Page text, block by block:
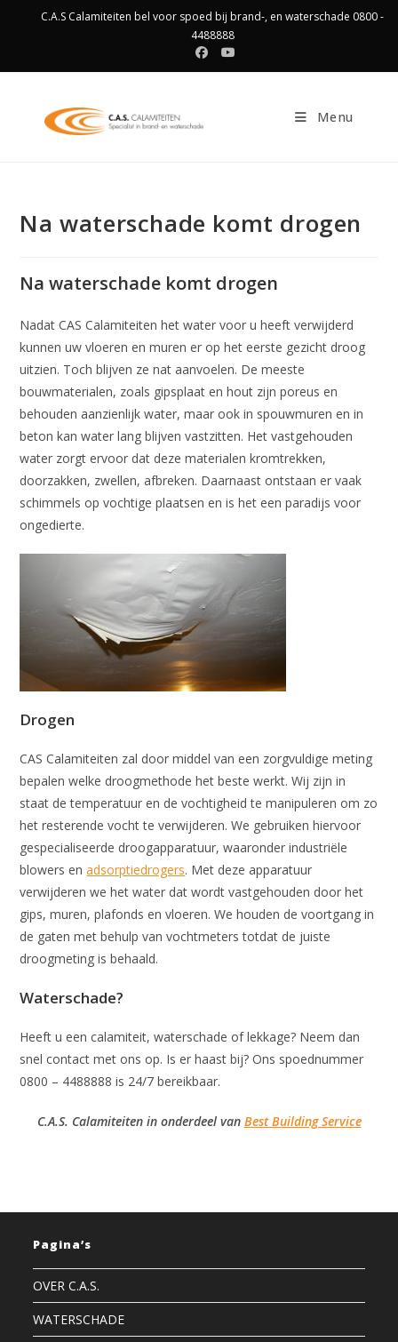
C.A.S Calamiteiten bel voor spoed bij brand-, en waterschade 0800 -
4488888
Menu
Na waterschade komt drogen
Na waterschade komt drogen
Nadat CAS Calamiteiten het water voor u heeft verwijderd
kunnen uw vloeren en muren er op het eerste gezicht droog
uitzien. Toch blijven ze nat aanvoelen. De meeste
bouwmaterialen, zoals gipsplaat en hout zijn poreus en
behouden aanzienlijk water, maar ook in spouwmuren en in
beton kan water lang blijven vastzitten. Het vastgehouden
water zorgt ervoor dat deze materialen kromtrekken,
doorzakken, zwellen, afbreken. Daarnaast ontstaan er vaak
schimmels op vochtige plaatsen en is het een paradijs voor
ongedierte.
Drogen
CAS Calamiteiten zal door middel van een zorgvuldige meting
bepalen welke droogmethode het beste werkt. Wij zijn in
staat de temperatuur en de vochtigheid te manipuleren om zo
het resterende vocht te verwijderen. We gebruiken hiervoor
gespecialiseerde droogapparatuur, waaronder industriële
blowers enadsorptiedrogers. Met deze apparatuur
verwijderen we het water dat wordt vastgehouden door het
gips, muren, plafonds en vloeren. We houden de voortgang in
de gaten met behulp van vochtmeters totdat de juiste
droogmeting is behaald.
Waterschade?
Heeft u een calamiteit, waterschade of lekkage? Neem dan
snel contact met ons op. Is er haast bij? Ons spoednummer
0800 – 4488888 is 24/7 bereikbaar.
C.A.S. Calamiteiten in onderdeel van Best Building Service
Pagina’s
OVER C.A.S.
WATERSCHADE